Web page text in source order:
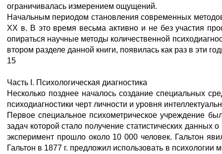
ограничивалась измерением ощущений.
Начальным периодом становления современных
XX в. В это время весьма активно и не без участия
опираться научные методы количественной
втором разделе данной книги, появилась как раз в эти
15
Часть I. Психологическая диагностика
Несколько позднее началось создание специальных
психодиагностики черт личности и уровня
Первое специальное психометрическое учреждение
задач которой стало получение статистических данных
эксперимент прошло около 10 000 человек. Гальтон
Гальтон в 1877 г. предложил использовать в